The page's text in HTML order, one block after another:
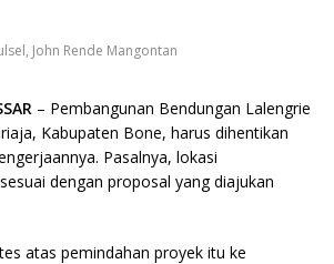
John Rende Mangontan
– Pembangunan Bendungan Lalengrie
Kabupaten Bone, harus dihentikan
Pasalnya, lokasi
dengan proposal yang diajukan
atas pemindahan proyek itu ke